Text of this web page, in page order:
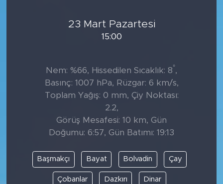
23 Mart Pazartesi
15:00
Nem: %66, Hissedilen Sıcaklık: 8°,
Basınç: 1007 hPa, Rüzgar: 6 km/s,
Toplam Yağış: 0 mm, Çiy Noktası:
2.2,
Görüş Mesafesi: 10 km, Gün
Doğumu: 6:57, Gün Batımı: 19:13
Başmakçı Bayat Bolvadin Çay
Çobanlar Dazkırı Dinar